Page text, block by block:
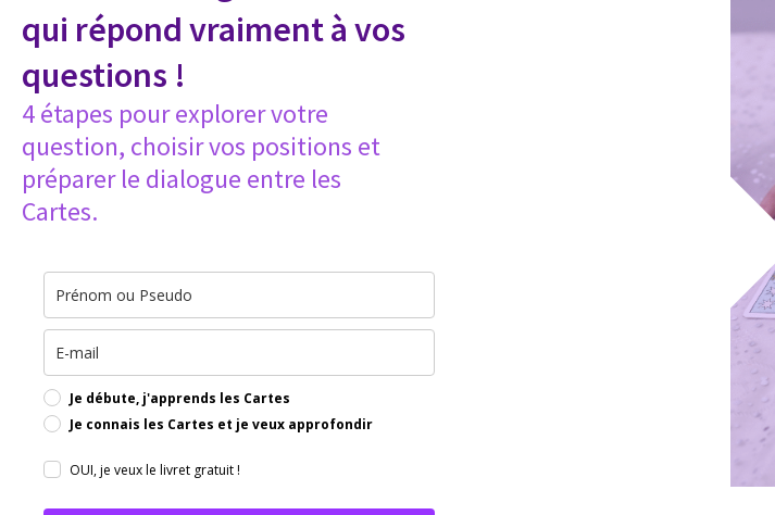
qui répond vraiment à vos
questions !
4 étapes pour explorer votre
question, choisir vos positions et
préparer le dialogue entre les
Cartes.​
Je débute, j'apprends les Cartes
Je connais les Cartes et je veux approfondir
OUI, je veux le livret gratuit !